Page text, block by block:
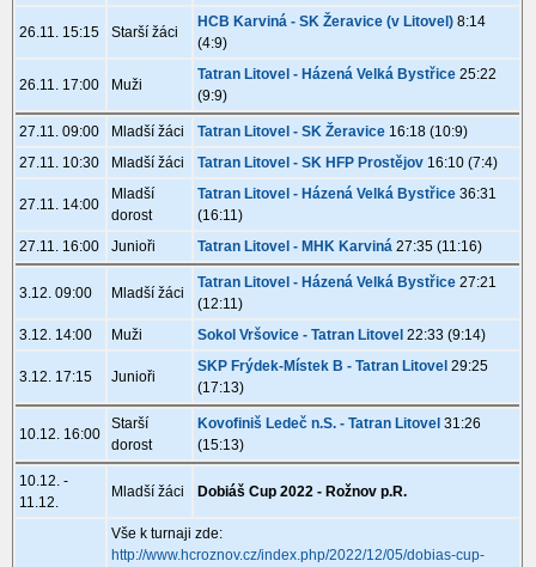
26.11. 15:15 Starší žáci
HCB Karviná - SK Žeravice (v Litovel) 8:14
(4:9)
26.11. 17:00 Muži
Tatran Litovel - Házená Velká Bystřice 25:22
(9:9)
27.11. 09:00 Mladší žáci Tatran Litovel - SK Žeravice 16:18 (10:9)
27.11. 10:30
Mladší žáci Tatran Litovel - SK HFP Prostějov 16:10 (7:4)
27.11. 14:00
Mladší
dorost
Tatran Litovel - Házená Velká Bystřice 36:31
(16:11)
27.11. 16:00
Junioři Tatran Litovel - MHK Karviná 27:35 (11:16)
3.12. 09:00 Mladší žáci
Tatran Litovel - Házená Velká Bystřice 27:21
(12:11)
3.12. 14:00
Muži Sokol Vršovice - Tatran Litovel 22:33 (9:14)
3.12. 17:15 Junioři
SKP Frýdek-Místek B - Tatran Litovel 29:25
(17:13)
10.12. 16:00
Starší
dorost
Kovofiniš Ledeč n.S. - Tatran Litovel 31:26
(15:13)
10.12. -
11.12.
Mladší žáci Dobiáš Cup 2022 - Rožnov p.R.
Vše k turnaji zde:
http://www.hcroznov.cz/index.php/2022/12/05/dobias-cup-